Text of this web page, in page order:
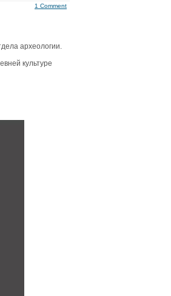
1 Comment
археологии.
культуре